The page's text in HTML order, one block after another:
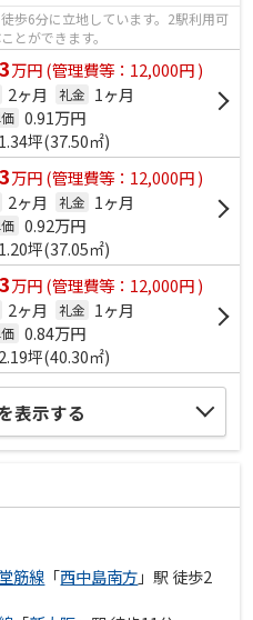
歩6分に立地しています。2駅利用可
とができます。
万円(管理費等：12,000円 )
2ヶ月 礼金 1ヶ月
0.91万円
坪(37.50㎡)
万円(管理費等：12,000円 )
2ヶ月 礼金 1ヶ月
0.92万円
坪(37.05㎡)
万円(管理費等：12,000円 )
2ヶ月 礼金 1ヶ月
0.84万円
坪(40.30㎡)
表示する
筋線 「西中島南方」駅 徒歩2